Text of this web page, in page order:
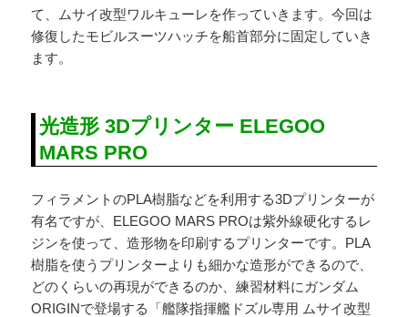
て、ムサイ改型ワルキューレを作っていきます。今回は
修復したモビルスーツハッチを船首部分に固定していき
ます。
光造形 3Dプリンター ELEGOO
MARS PRO
フィラメントのPLA樹脂などを利用する3Dプリンターが
有名ですが、ELEGOO MARS PROは紫外線硬化するレ
ジンを使って、造形物を印刷するプリンターです。PLA
樹脂を使うプリンターよりも細かな造形ができるので、
どのくらいの再現ができるのか、練習材料にガンダム
ORIGINで登場する「艦隊指揮艦ドズル専用 ムサイ改型